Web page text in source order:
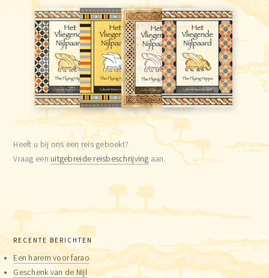
Heeft u bij ons een reis geboekt?
Vraag een uitgebreide reisbeschrijving aan.
RECENTE BERICHTEN
Een harem voor farao
Geschenk van de Nijl